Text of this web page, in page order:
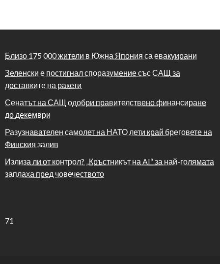
Близо 175 000 жители в Южна Япония са евакуирани
Зеленски е постигнал споразумение със САЩ за
доставките на ракети
Сенатът на САЩ одобри правителствено финансиране
до декември
Разузнавателен самолет на НАТО лети край бреговете на
Финския залив
Излиза ли от контрол? „Кръстникът на AI“ за най-голямата
заплаха пред човечеството
71